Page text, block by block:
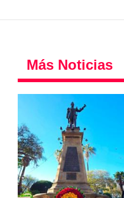
Más Noticias